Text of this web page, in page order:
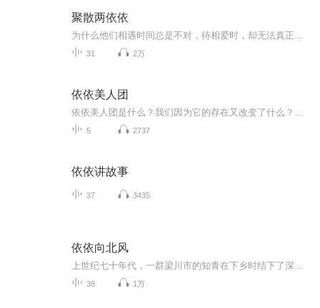
聚散两依依
31 2万
依依美人团
5 2737
依依讲故事
37 3435
依依向北风
38 1万